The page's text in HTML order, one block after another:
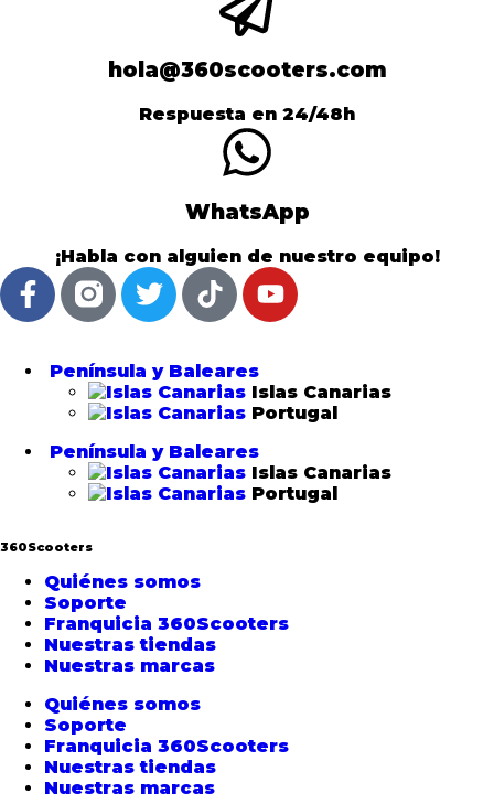
hola@360scooters.com
Respuesta en 24/48h
WhatsApp
¡Habla con alguien de nuestro equipo!
Península y Baleares
Islas Canarias
Portugal
Península y Baleares
Islas Canarias
Portugal
360Scooters
Quiénes somos
Soporte
Franquicia 360Scooters
Nuestras tiendas
Nuestras marcas
Quiénes somos
Soporte
Franquicia 360Scooters
Nuestras tiendas
Nuestras marcas